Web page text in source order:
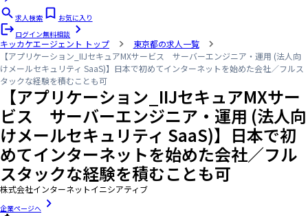
求人検索
お気に入り
ログイン無料相談
キッカケエージェント トップ
東京都の求人一覧
【アプリケーション_IIJセキュアMXサービス サーバーエンジニア・運用 (法人向
けメールセキュリティ SaaS)】日本で初めてインターネットを始めた会社／フルス
タックな経験を積むことも可
【アプリケーション_IIJセキュアMXサー
ビス サーバーエンジニア・運用 (法人向
けメールセキュリティ SaaS)】日本で初
めてインターネットを始めた会社／フル
スタックな経験を積むことも可
株式会社インターネットイニシアティブ
企業ページへ